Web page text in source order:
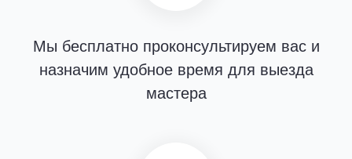
Мы бесплатно проконсультируем вас и
назначим удобное время для выезда
мастера